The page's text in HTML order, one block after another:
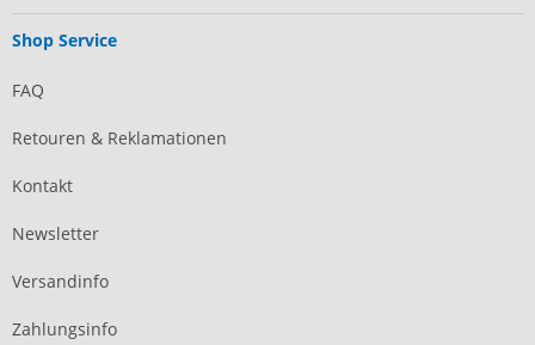
Shop Service
FAQ
Retouren & Reklamationen
Kontakt
Newsletter
Versandinfo
Zahlungsinfo